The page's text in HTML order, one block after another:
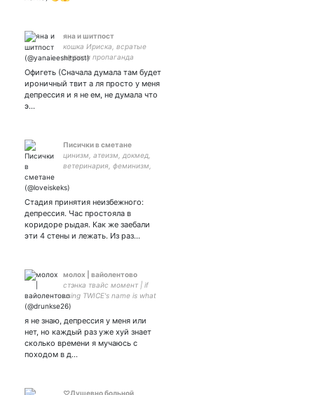
яна и шитпост
кошка Ириска, всратые
шутки и пропаганда
тюрьму и меня • ex ОВД-
Инфо и другие • закрытка
Офигеть (Сначала думала там будет
ироничный твит а ля просто у меня
депрессия и я не ем, не думала что
э…
Писички в сметане
цинизм, атеизм, докмед,
ветеринария, феминизм,
Стадия принятия неизбежного:
депрессия. Час простояла в
коридоре рыдая. Как же заебали
эти 4 стены и лежать. Из раз…
молох | вайолентово
стэнка твайс момент | if
using TWICE's name is what
they need to stay relevant,
попробуй потопить
корабль на дне.
я не знаю, депрессия у меня или
нет, но каждый раз уже хуй знает
сколько времени я мучаюсь с
походом в д…
♡Душевно больной